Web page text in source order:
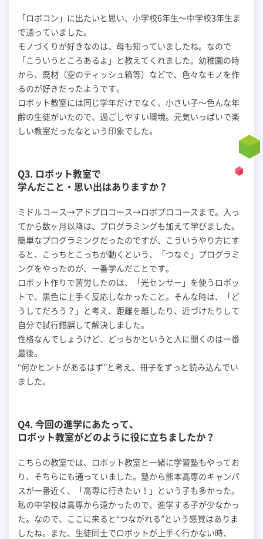
「ロボコン」に出たいと思い、小学校6年生〜中学校3年生ま
で通っていました。
モノづくりが好きなのは、母も知っていましたね。なので
「こういうところあるよ」と教えてくれました。幼稚園の時
から、廃材（空のティッシュ箱等）などで、色々なモノを作
るのが好きだったようです。
ロボット教室には同じ学年だけでなく、小さい子〜色んな年
齢の生徒がいたので、過ごしやすい環境。元気いっぱいで楽
しい教室だったなという印象でした。
Q3. ロボット教室で
学んだこと・思い出はありますか？
ミドルコース→アドプロコース→ロボプロコースまで。入っ
てから数ヶ月以降は、プログラミングも加えて学びました。
簡単なプログラミングだったのですが、こういうやり方にす
ると、こっちとこっちが動くという、「つなぐ」プログラミ
ングをやったのが、一番学んだことです。
ロボット作りで苦労したのは、「光センサー」を使うロボッ
トで、黒色に上手く反応しなかったこと。そんな時は、「ど
うしてだろう？」と考え、距離を離したり、近づけたりして
自分で試行錯誤して解決しました。
性格なんでしょうけど、どっちかというと人に聞くのは一番
最後。
“何かヒントがあるはず”と考え、冊子をずっと読み込んでい
ました。
Q4. 今回の進学にあたって、
ロボット教室がどのように役に立ちましたか？
こちらの教室では、ロボット教室と一緒に学習塾もやってお
り、そちらにも通っていました。塾から熊本高専のキャンパ
スが一番近く、「高専に行きたい！」という子も多かった。
私の中学校は高専から遠かったので、進学する子が少なかっ
た。なので、ここに来ると“つながれる”という感覚はありま
したね。また、生徒同士でロボットが上手く行かない時、